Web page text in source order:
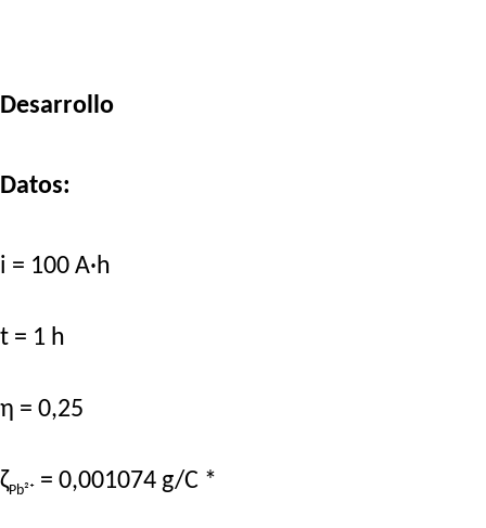
Desarrollo
Datos:
i = 100 A·h
t = 1 h
η = 0,25
ζPb²⁺ = 0,001074 g/C *